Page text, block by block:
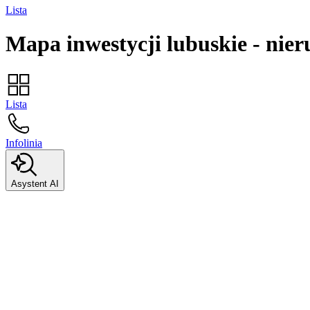
Lista
Mapa inwestycji lubuskie -
Lista
Infolinia
Asystent AI